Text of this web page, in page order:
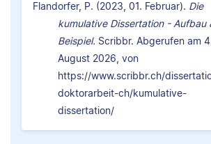
Flandorfer, P. (2023, 01. Februar). Die
kumulative Dissertation - Aufbau
Beispiel. Scribbr. Abgerufen am
August 2026, von
https://www.scribbr.ch/
doktorarbeit-ch/kumulative-
dissertation/